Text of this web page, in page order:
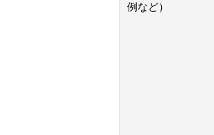
例など）